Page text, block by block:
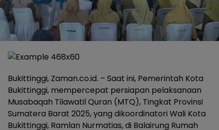
Bukittinggi, Zaman.co.id. – Saat ini, Pemerintah Kota
Bukittinggi, mempercepat persiapan pelaksanaan
Musabaqah Tilawatil Quran (MTQ), Tingkat Provinsi
Sumatera Barat 2025, yang dikoordinatori Wali Kota
Bukittinggi, Ramlan Nurmatias, di Balairung Rumah